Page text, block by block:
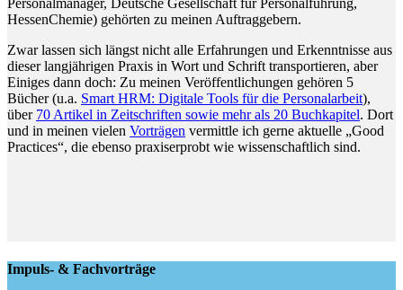
Personalmanager, Deutsche Gesellschaft für Personalführung,
HessenChemie) gehörten zu meinen Auftraggebern.
Zwar lassen sich längst nicht alle Erfahrungen und Erkenntnisse aus
dieser langjährigen Praxis in Wort und Schrift transportieren, aber
Einiges dann doch: Zu meinen Veröffentlichungen gehören 5
Bücher (u.a. Smart HRM: Digitale Tools für die Personalarbeit),
über 70 Artikel in Zeitschriften sowie mehr als 20 Buchkapitel. Dort
und in meinen vielen Vorträgen vermittle ich gerne aktuelle „Good
Practices“, die ebenso praxiserprobt wie wissenschaftlich sind.
Impuls- & Fachvorträge